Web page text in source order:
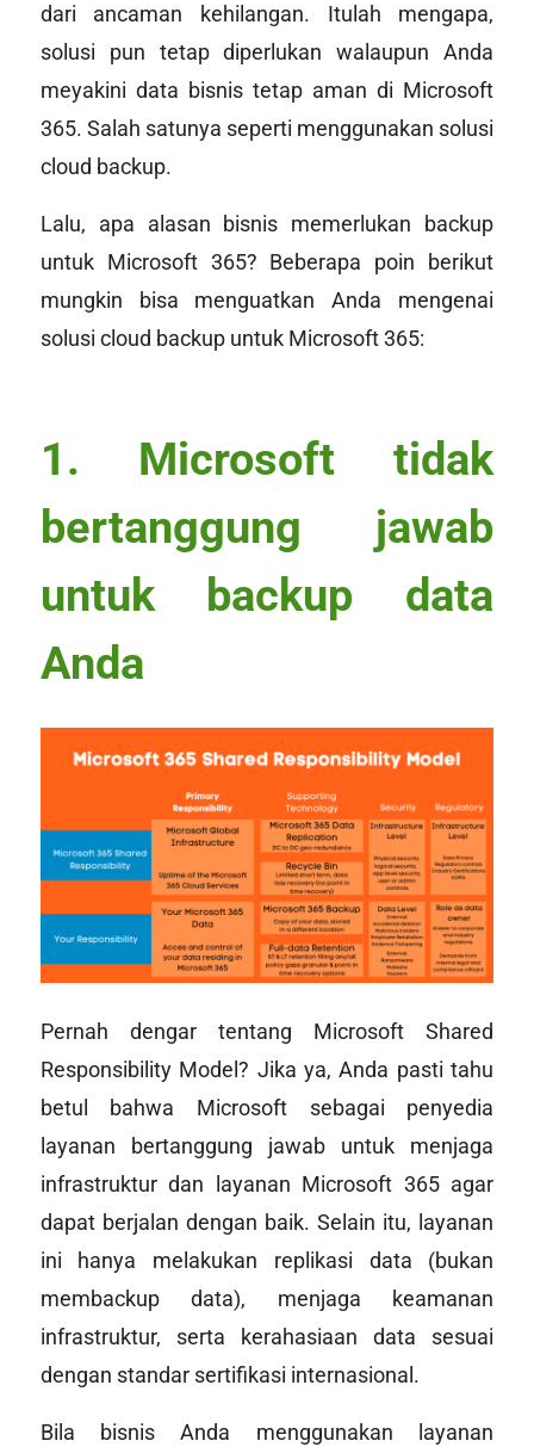
dari ancaman kehilangan. Itulah mengapa,
solusi pun tetap diperlukan walaupun Anda
meyakini data bisnis tetap aman di Microsoft
365. Salah satunya seperti menggunakan solusi
cloud backup.
Lalu, apa alasan bisnis memerlukan backup
untuk Microsoft 365? Beberapa poin berikut
mungkin bisa menguatkan Anda mengenai
solusi cloud backup untuk Microsoft 365:
1. Microsoft tidak
bertanggung jawab
untuk backup data
Anda
Pernah dengar tentang Microsoft Shared
Responsibility Model? Jika ya, Anda pasti tahu
betul bahwa Microsoft sebagai penyedia
layanan bertanggung jawab untuk menjaga
infrastruktur dan layanan Microsoft 365 agar
dapat berjalan dengan baik. Selain itu, layanan
ini hanya melakukan replikasi data (bukan
membackup data), menjaga keamanan
infrastruktur, serta kerahasiaan data sesuai
dengan standar sertifikasi internasional.
Bila bisnis Anda menggunakan layanan